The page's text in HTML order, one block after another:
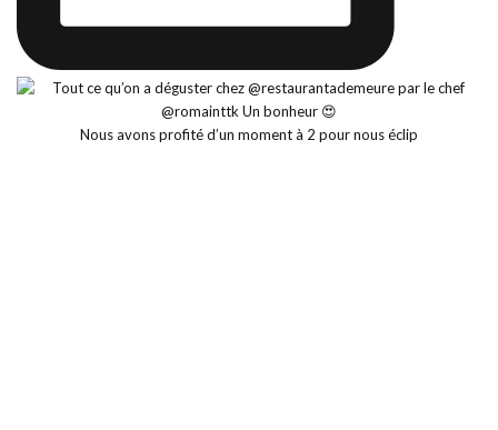
Nous avons profité d’un moment à 2 pour nous éclip